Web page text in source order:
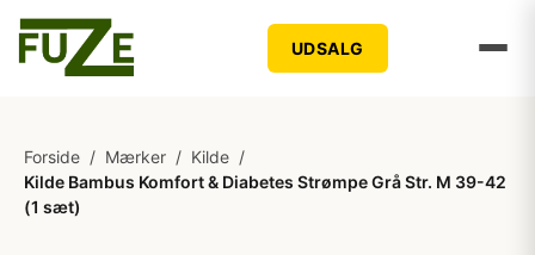
UDSALG
Forside / Mærker / Kilde /
Kilde Bambus Komfort & Diabetes Strømpe Grå Str. M 39-42
(1 sæt)